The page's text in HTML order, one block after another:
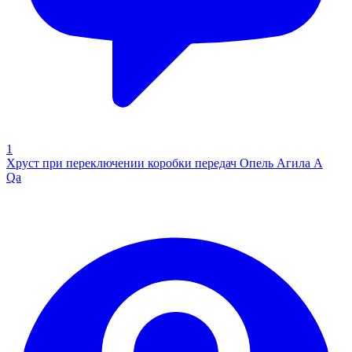
1
Хруст при переключении коробки передач Опель Агила А
Qa